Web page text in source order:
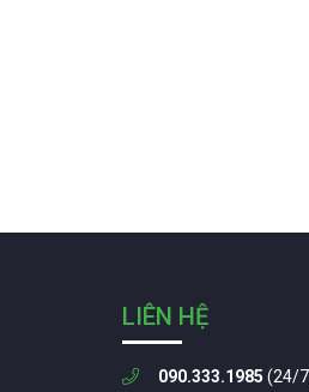
LIÊN HỆ
090.333.1985 (24/